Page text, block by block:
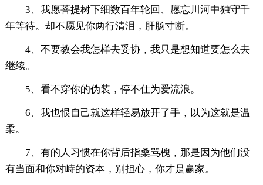
3、我愿菩提树下细数百年轮回、愿忘川河中独守千
年等待。却不愿见你两行清泪，肝肠寸断。
4、不要教会我怎样去妥协，我只是想知道要怎么去
继续。
5、看不穿你的伪装，停不住为爱流浪。
6、我也恨自己就这样轻易放开了手，以为这就是温
柔。
7、有的人习惯在你背后指桑骂槐，那是因为他们没
有当面和你对峙的资本，别担心，你才是赢家。